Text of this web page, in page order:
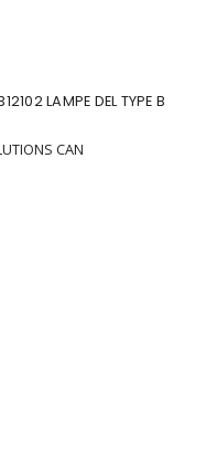
LAMPE DEL TYPE B
CAN